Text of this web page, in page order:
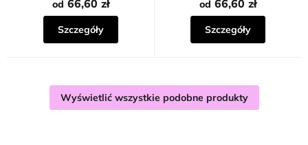
od 66,60 zł
Szczegóły
od 66,60 zł
Szczegóły
Wyświetlić wszystkie podobne produkty